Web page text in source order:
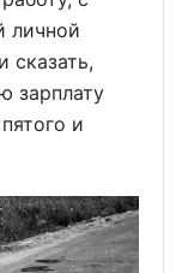
личной
сказать,
зарплату
и